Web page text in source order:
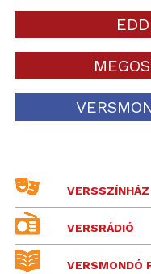
VERSSZÍNHÁZ
VERSRÁDIÓ
VERSMONDÓ